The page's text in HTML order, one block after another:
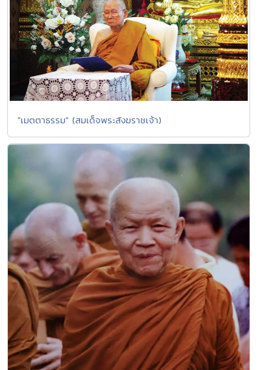
"เมตตาธรรม" (สมเด็จพระสังฆราชเจ้า)